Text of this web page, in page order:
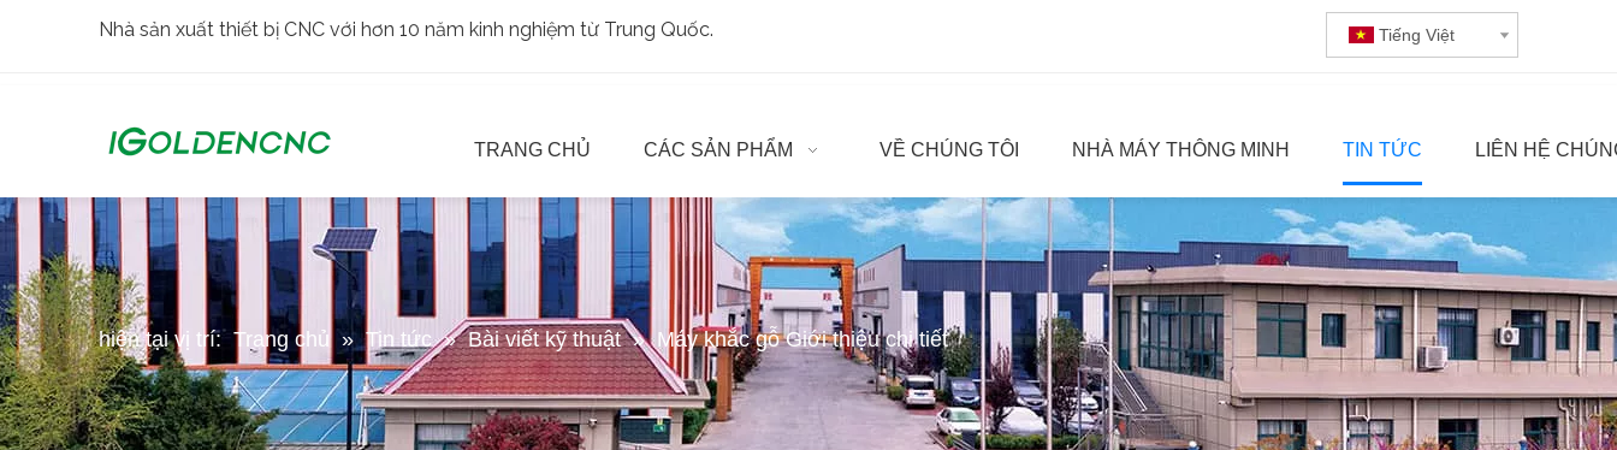
Nhà sản xuất thiết bị CNC với hơn 10 năm kinh nghiệm từ Trung Quốc. Tiếng Việt
TRANG CHỦ CÁC SẢN PHẨM VỀ CHÚNG TÔI NHÀ MÁY THÔNG MINH TIN TỨC LIÊN HỆ
hiện tại vị trí: Trang chủ » Tin tức » Bài viết kỹ thuật » Máy khắc gỗ Giới thiệu chi tiết